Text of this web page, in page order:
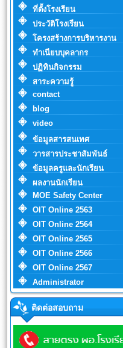
ที่ตั้งโรงเรียน
ประวัติโรงเรียน
โครงสร้างการบริหารงาน
ทำเนียบบุคลากร
ปฏิทินกิจกรรม
สาระความรู้
contact
blog
video
ข้อมูลสารสนเทศ
วารสารประชาสัมพันธ์
ข้อมูลครูและนักเรียน
ผลงานนักเรียน
MOE Safety Center
OIT Online 2563
OIT Online 2564
OIT Online 2565
OIT Online 2566
OIT Online 2567
Administrator
ติดต่อสอบถาม